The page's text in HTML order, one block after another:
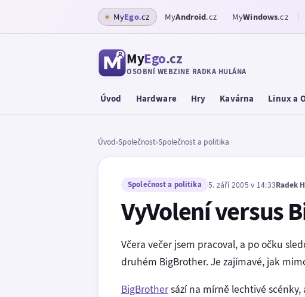
MyEgo.cz MyAndroid.cz MyWindows.cz
MyEgo.cz
OSOBNÍ WEBZINE RADKA HULÁNA
Úvod Hardware Hry Kavárna Linux a
Úvod›Společnost›Společnost a politika
Společnost a politika 5. září 2005 v 14:33Radek
VyVolení versus
Včera večer jsem pracoval, a po očku
druhém BigBrother. Je zajímavé, jak
BigBrothersází na mírně lechtivé